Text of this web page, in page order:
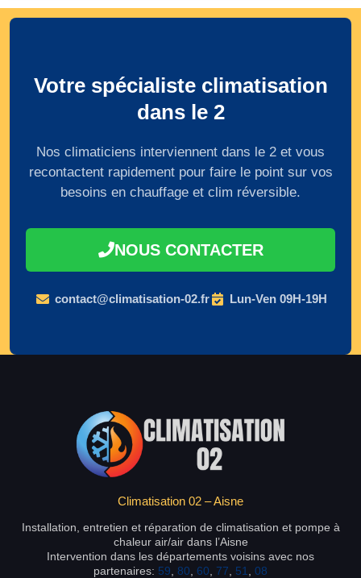
Votre spécialiste climatisation
dans le 2
Nos climaticiens interviennent dans le 2 et vous
recontactent rapidement pour faire le point sur vos
besoins en chauffage et clim réversible.
NOUS CONTACTER
contact@climatisation-02.fr Lun-Ven 09H-19H
Climatisation 02 – Aisne
Installation, entretien et réparation de climatisation et pompe à
chaleur air/air dans l’Aisne
Intervention dans les départements voisins avec nos
partenaires: 59 80 60 77 51 08